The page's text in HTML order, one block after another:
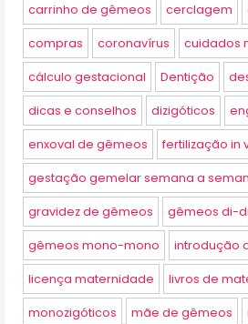
carrinho de gêmeos cerclagem
compras coronavírus cuidados
cálculo gestacional Dentição
dicas e conselhos dizigóticos
enxoval de gêmeos fertilização in
gestação gemelar semana a
gravidez de gêmeos gêmeos di-di
gêmeos mono-mono introdução
licença maternidade livros de
monozigóticos mãe de gêmeos